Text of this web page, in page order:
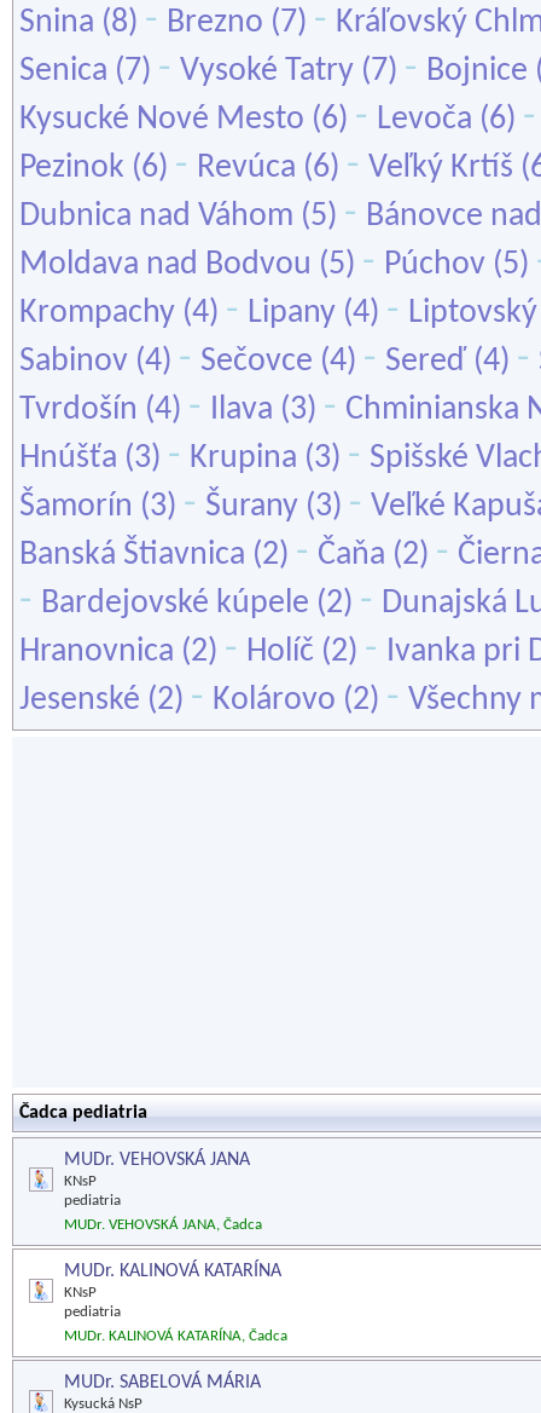
Snina (8) - Brezno (7) - Kráľovský
Senica (7) - Vysoké Tatry (7) - Bojnice
Kysucké Nové Mesto (6) - Levoča (6)
Pezinok (6) - Revúca (6) - Veľký Krtíš
Dubnica nad Váhom (5) - Bánovce
Moldava nad Bodvou (5) - Púchov (5)
Krompachy (4) - Lipany (4) -
Sabinov (4) - Sečovce (4) - Sereď (4) -
Tvrdošín (4) - Ilava (3) - Chminianska
Hnúšťa (3) - Krupina (3) - Spišské
Šamorín (3) - Šurany (3) - Veľké
Banská Štiavnica (2) - Čaňa (2) -
- Bardejovské kúpele (2) - Dunajská
Hranovnica (2) - Holíč (2) - Ivanka pri
Jesenské (2) - Kolárovo (2) - Všechny
Čadca pediatria
MUDr. VEHOVSKÁ JANA
KNsP
pediatria
MUDr. VEHOVSKÁ JANA, Čadca
MUDr. KALINOVÁ KATARÍNA
KNsP
pediatria
MUDr. KALINOVÁ KATARÍNA, Čadca
MUDr. SABELOVÁ MÁRIA
Kysucká NsP